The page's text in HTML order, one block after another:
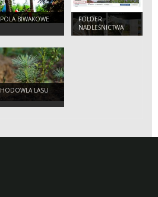
POLA BIWAKOWE
FOLDER
NADLEŚNICTWA
POMORZE
HODOWLA LASU